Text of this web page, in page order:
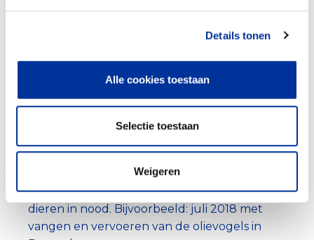
Details tonen
Alle cookies toestaan
Selectie toestaan
Weigeren
hulpverlening
Opvangen van dieren en daardoor een veilige
plek bieden in ons opvangcentrum in Dalen.
Deelnemen en organiseren van hulpacties voor
dieren in nood. Bijvoorbeeld: juli 2018 met
vangen en vervoeren van de olievogels in